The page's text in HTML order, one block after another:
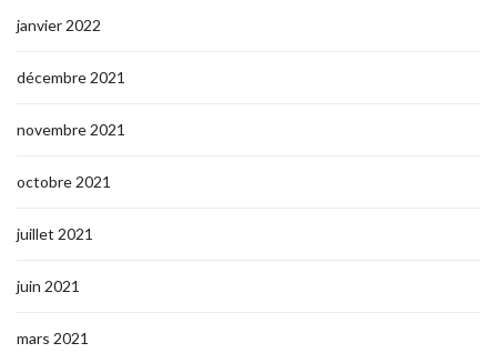
janvier 2022
décembre 2021
novembre 2021
octobre 2021
juillet 2021
juin 2021
mars 2021